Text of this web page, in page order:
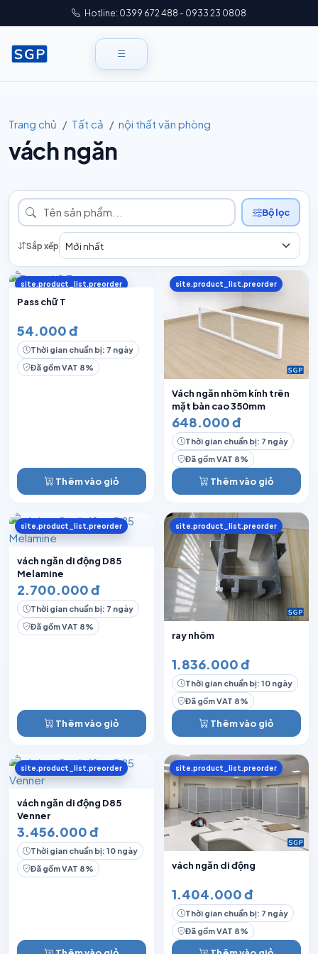
Hotline: 0399 672 488 - 0933 23 0808
Trang chủ Tất cả nội thất văn phòng
vách ngăn
Sắp xếp
Bộ lọc
site.product_list.preorder
Pass chữ T
54.000 đ
Thời gian chuẩn bị: 7 ngày
Đã gồm VAT 8%
Thêm vào giỏ
site.product_list.preorder
Vách ngăn nhôm kính trên
mặt bàn cao 350mm
648.000 đ
Thời gian chuẩn bị: 7 ngày
Đã gồm VAT 8%
Thêm vào giỏ
site.product_list.preorder
vách ngăn di động D85
Melamine
2.700.000 đ
Thời gian chuẩn bị: 7 ngày
Đã gồm VAT 8%
Thêm vào giỏ
site.product_list.preorder
ray nhôm
1.836.000 đ
Thời gian chuẩn bị: 10 ngày
Đã gồm VAT 8%
Thêm vào giỏ
site.product_list.preorder
vách ngăn di động D85
Venner
3.456.000 đ
Thời gian chuẩn bị: 10 ngày
Đã gồm VAT 8%
site.product_list.preorder
vách ngăn di động
1.404.000 đ
Thời gian chuẩn bị: 7 ngày
Đã gồm VAT 8%